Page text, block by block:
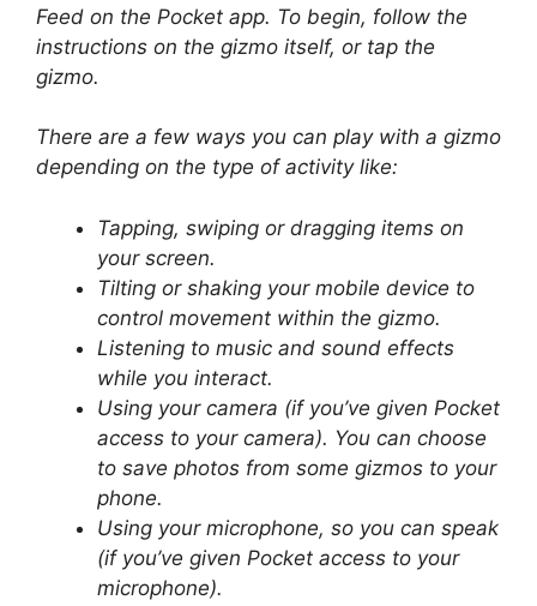
Feed on the Pocket app. To begin, follow the
instructions on the gizmo itself, or tap the
gizmo.
There are a few ways you can play with a gizmo
depending on the type of activity like:
Tapping, swiping or dragging items on
your screen.
Tilting or shaking your mobile device to
control movement within the gizmo.
Listening to music and sound effects
while you interact.
Using your camera (if you’ve given Pocket
access to your camera). You can choose
to save photos from some gizmos to your
phone.
Using your microphone, so you can speak
(if you’ve given Pocket access to your
microphone).